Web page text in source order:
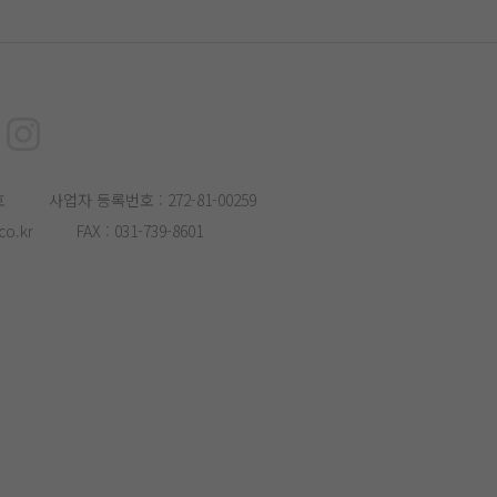
사업자 등록번호 : 272-81-00259
FAX : 031-739-8601